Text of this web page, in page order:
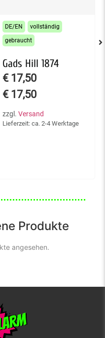
Gads Hill 1874
€ 17,50
€ 17,50
zzgl. Versand
Lieferzeit: ca. 2-4 Werktage
DE/EN
vollständig
gebraucht
Produkte
angesehen.